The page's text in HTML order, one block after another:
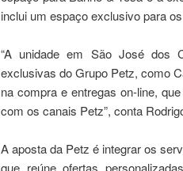
inclui um espaço exclusivo para
“A unidade em São José dos
exclusivas do Grupo Petz, como
na compra e entregas on-line,
com os canais Petz”, conta
A aposta da Petz é integrar os